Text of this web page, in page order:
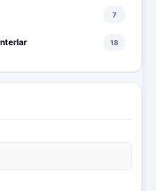
7
18
printerlar 10